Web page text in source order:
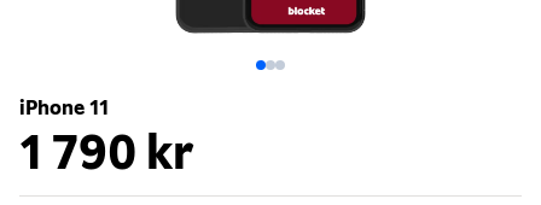
iPhone 11
1 790 kr